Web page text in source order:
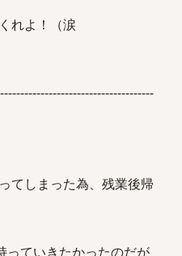
れよ！（涙
てしまった為、残業後帰
ていきたかったのだが、